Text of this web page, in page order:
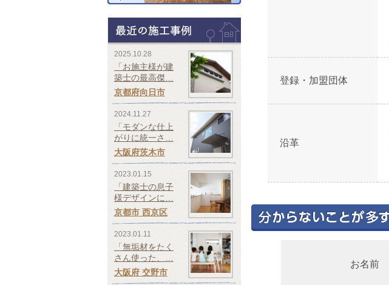
2025.10.28
「お施主様が建
築士の最高傑…
京都府向日市
2024.11.27
「モダンな仕上
がりに統一さ…
大阪府茨木市
2023.01.15
「建築士の息子
様デザインに…
京都市 西京区
2023.01.11
「無垢材をたく
さん使った、…
大阪府 交野市
登録・加盟団体
沿革
お名前